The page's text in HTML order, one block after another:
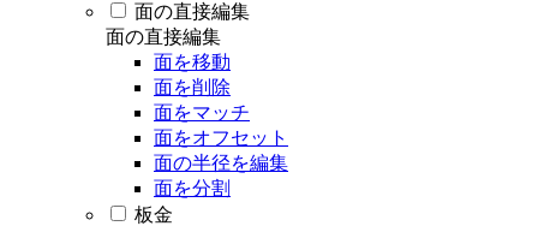
面の直接編集
面の直接編集
面を移動
面を削除
面をマッチ
面をオフセット
面の半径を編集
面を分割
板金